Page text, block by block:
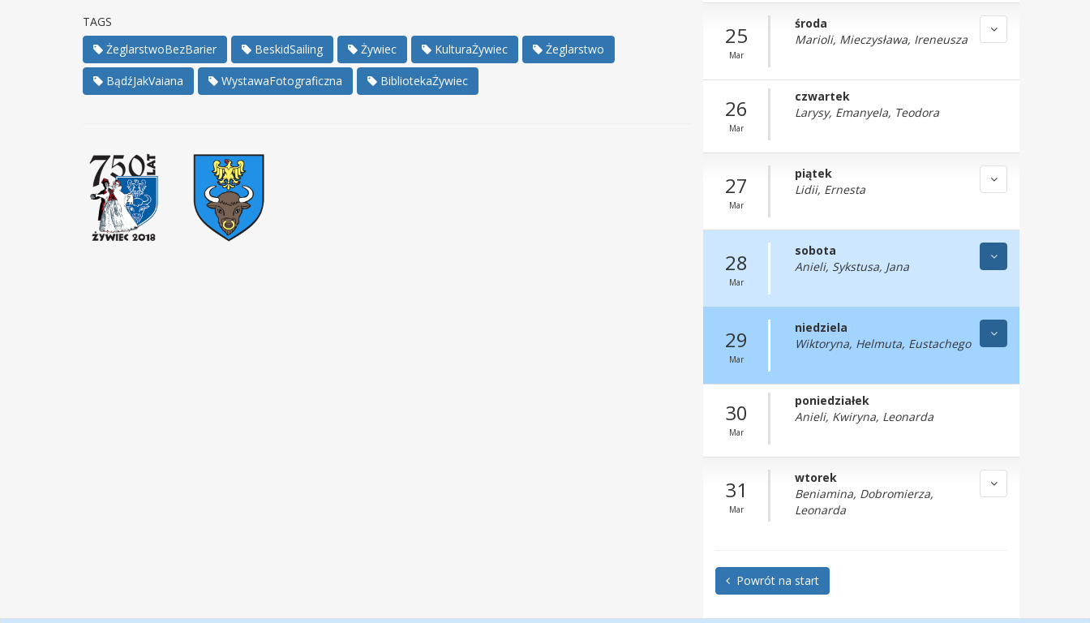
TAGS
ŻeglarstwoBezBarier
BeskidSailing Żywiec KulturaŻywiec Żeglarstwo
BądźJakVaiana WystawaFotograficzna BibliotekaŻywiec
25
Mar
środa
Marioli, Mieczysława, Ireneusza
26
Mar
czwartek
Larysy, Emanyela, Teodora
27
Mar
piątek
Lidii, Ernesta
28
Mar
sobota
Anieli, Sykstusa, Jana
29
Mar
niedziela
Wiktoryna, Helmuta, Eustachego
30
Mar
poniedziałek
Anieli, Kwiryna, Leonarda
31
Mar
wtorek
Beniamina, Dobromierza,
Leonarda
Powrót na start